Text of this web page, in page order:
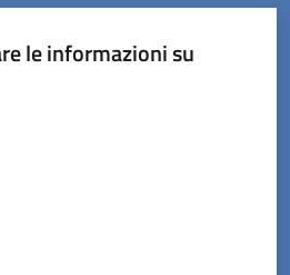
le informazioni su